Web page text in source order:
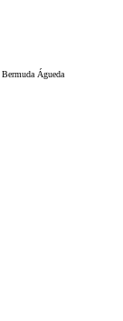
Bermuda Águeda